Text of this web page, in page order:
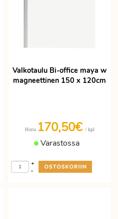
Valkotaulu Bi-office maya w
magneettinen 150 x 120cm
Hinta 170,50€ / kpl
Varastossa
-
+